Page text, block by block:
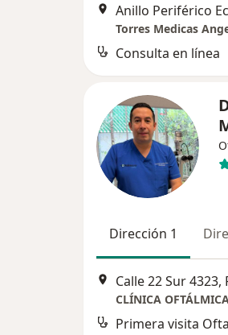
Torres Medicas
Consulta en línea
Dirección 1
Calle 22 Sur 4323,
CLÍNICA
Primera visita